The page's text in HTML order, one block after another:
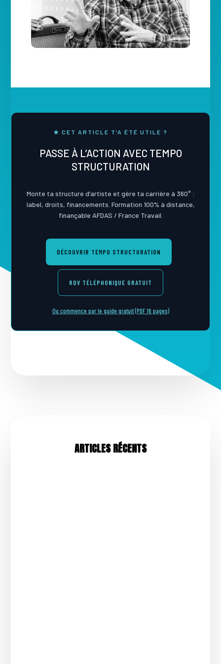
★ CET ARTICLE T’A ÉTÉ UTILE ?
PASSE À L’ACTION AVEC TEMPO
STRUCTURATION
Monte ta structure d’artiste et gère ta carrière à 360° :
label, droits, financements. Formation 100% à distance,
finançable AFDAS / France Travail.
DÉCOUVRIR TEMPO STRUCTURATION
RDV TÉLÉPHONIQUE GRATUIT
Ou commence par le guide gratuit (PDF 16 pages)
ARTICLES RÉCENTS